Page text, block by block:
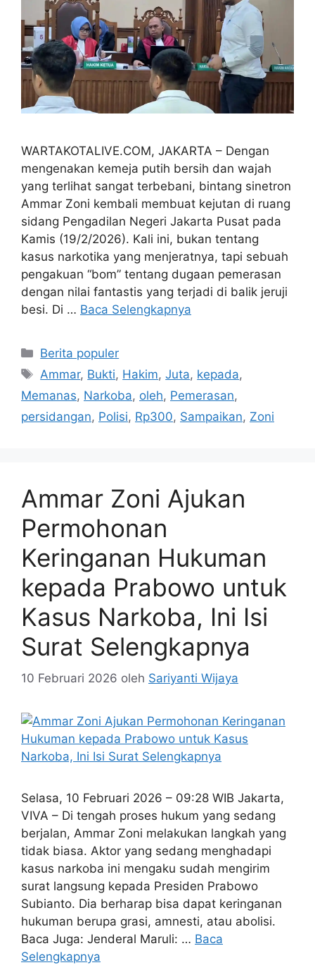
WARTAKOTALIVE.COM, JAKARTA – Dengan
mengenakan kemeja putih bersih dan wajah
yang terlihat sangat terbebani, bintang sinetron
Ammar Zoni kembali membuat kejutan di ruang
sidang Pengadilan Negeri Jakarta Pusat pada
Kamis (19/2/2026). Kali ini, bukan tentang
kasus narkotika yang menjeratnya, tapi sebuah
pengakuan “bom” tentang dugaan pemerasan
dengan nilai fantastis yang terjadi di balik jeruji
besi. Di … Baca Selengkapnya
Kategori
Berita populer
Tag
Ammar, Bukti, Hakim,Juta, kepada,
Memanas, Narkoba, oleh, Pemerasan,
persidangan, Polisi, Rp300, Sampaikan, Zoni
Ammar Zoni Ajukan
Permohonan
Keringanan Hukuman
kepada Prabowo untuk
Kasus Narkoba, Ini Isi
Surat Selengkapnya
10 Februari 2026 oleh Sariyanti Wijaya
Selasa, 10 Februari 2026 – 09:28 WIB Jakarta,
VIVA – Di tengah proses hukum yang sedang
berjalan, Ammar Zoni melakukan langkah yang
tidak biasa. Aktor yang sedang menghadapi
kasus narkoba ini mengaku sudah mengirim
surat langsung kepada Presiden Prabowo
Subianto. Dia berharap bisa dapat keringanan
hukuman berupa grasi, amnesti, atau abolisi.
Baca Juga: Jenderal Maruli: … Baca
Selengkapnya